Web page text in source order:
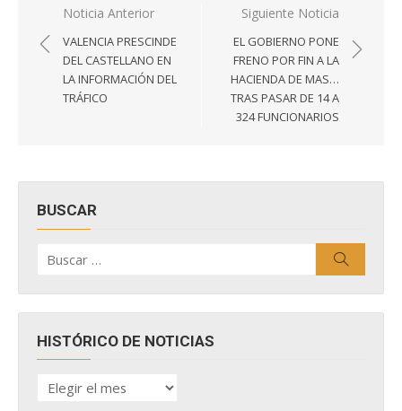
Navegación
de
entradas
Noticia Anterior
VALENCIA PRESCINDE
DEL CASTELLANO EN
LA INFORMACIÓN DEL
TRÁFICO
Siguiente Noticia
EL GOBIERNO PONE
FRENO POR FIN A LA
HACIENDA DE MAS…
TRAS PASAR DE 14 A
324 FUNCIONARIOS
BUSCAR
por:
HISTÓRICO DE NOTICIAS
HISTÓRICO
DE